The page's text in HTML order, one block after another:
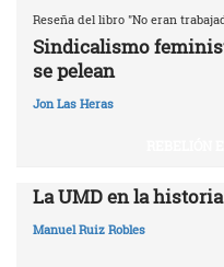
Reseña del libro "No eran
Sindicalismo
se pelean
Jon Las Heras
La UMD en la historia
Manuel Ruiz Robles